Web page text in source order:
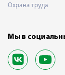
Охрана труда
Мы в